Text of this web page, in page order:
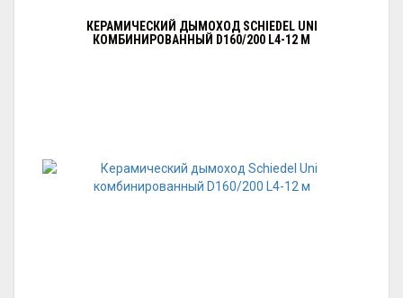
КЕРАМИЧЕСКИЙ ДЫМОХОД SCHIEDEL UNI
КОМБИНИРОВАННЫЙ D160/200 L4-12 М